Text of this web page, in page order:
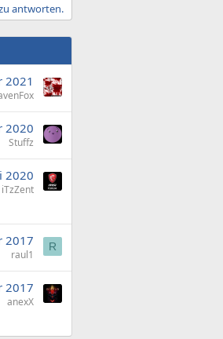
antworten.
2021
2020
Stuffz
2020
iTzZent
2017
raul1
R
2017
anexX